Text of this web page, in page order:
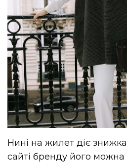
Нині на жилет діє
сайті бренду його